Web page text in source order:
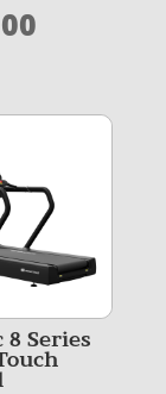
8 Series